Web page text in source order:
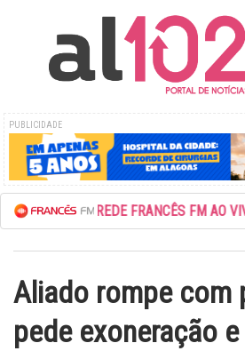
PUBLICIDADE
ESCUTE A REDE FRANCÊS FM AO VIVO
Aliado rompe com
pede exoneração